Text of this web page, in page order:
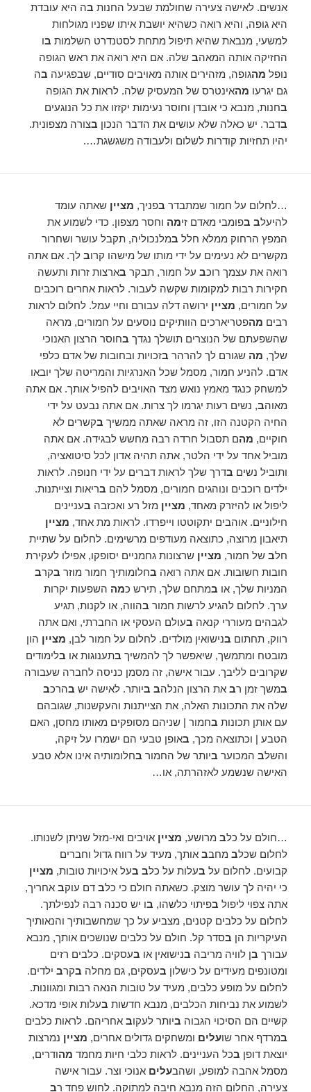
אנשים. לאישה צעירה שחולמת שבעל החנות בה היא עובדת
היא גופה, והיא רואה כשהיא יושבת איתו שפניו מגולחות
למשעי, מנבאת שהיא תיפול מתחת לסטנדרט השלמות בו
החזיקה אותה המאהב שלה. אם היא רואה את ראש הגופה
נופל מהגופה, מזהירים אותה מאויבים סודיים, שבפגיעה בה
גם יגרעו מהאינטרס של המעסיק שלה. לראות את הגופה
בחנות, מנבא כי אובדן וחוסר נעימות יקזזו את כל הנוגעים
בדבר. יש כאלה שלא עושים את הדבר הנכון בצורה מצפונית.
יהיו תחזיות קודרות לשלום ולעבודה משגשגת….
…לחלום על חמור שמתבדר בפניך, מציין שאתה עומד
להיעלב בפומבי מאדם זימה וחסר מצפון. כדי לשמוע את
המפץ הרחוק ממלא חלל במלנכוליה, תקבל עושר ושחרור
מקשרים לא נעימים על ידי מותו של מישהו קרוב לך. אם אתה
רואה את עצמך רוכב על חמור, תבקר בארצות זרות ותעשה
חקירות רבות למקומות שקשה לעבור. לראות אחרים רוכבים
על חמורים, מציין ירושה דלה עבורם וחיי עמל. לחלום לראות
רבים מהפטריארכים הוותיקים נוסעים על חמורים, מראה
שהשפעתם של הנוצרים תושלך נגדך בחוסר הרצון האנוכי
שלך, מה שגורם לך להרהר בזכויות ובחובות של אדם כלפי
אדם. להניע חמור, מסמל שכל האנרגיות והמריטה שלך יובאו
למשחק כנגד מאמץ נואש מצד האויבים להפיל אותך. אם אתה
מאוהב, נשים רעות יגרמו לך צרות. אם אתה נבעט על ידי
החיה הקטנה הזו, זה מראה שאתה ממשיך בקשרים לא
חוקיים, מהם תסבול חרדה רבה מחשש לבגידה. אם אתה
מוביל אחד על ידי הלטר, אתה תהיה אדון לכל סיטואציה,
ותוביל נשים בדרך שלך לראות דברים על ידי חנופה. לראות
ילדים רוכבים ונוהגים חמורים, מסמל להם בריאות וצייתנות.
ליפול או להיזרק מאחד, מציין מזל רע ואכזבה בעניינים
חילוניים. אוהבים יתקוטטו וייפרדו. לראות מת אחד, מציין
תיאבון מרוצה, כתוצאה מעודפים מרשימים. לחלום על שתיית
חלב של חמור, מציין שרצונות גחמניים יסופקו, אפילו לעקירת
חובות חשובות. אם אתה רואה בחלומותיך חמור מוזר בקרב
המניות שלך, או במתחם שלך, תירש כמה השפעות יקרות
ערך. לחלום להגיע לרשות חמור בהווה, או לקנות, תגיע
לגבהים מעוררי קנאה בעולם העסקי או החברתי, ואם אתה
רווק, תחתום בנישואין מולדים. לחלום על חמור לבן, מציין הון
מובטח ומתמשך, שיאפשר לך להמשיך בתענוגות או בלימודים
שקרובים לליבך. עבור אישה, זה מסמן כניסה לחברה שעבורה
במשך זמן רב את הרצון הנלהב ביותר. לאישה יש בהרכב
שלה את התכונות האלה, את הצייתנות והעקשנות, שגובהם
עם אותן תכונות בחמור | שניהם מסופקים מאותו מחסן, האם
הטבע | וכתוצאה מכך, באופן טבעי הם ישמרו על זיקה,
והשלב המכוער ביותר של החמור בחלומותיה אינו אלא טבע
האישה שנשמע לאזהרתה, או…
…חולם על כלב מרושע, מציין אויבים ואי-מזל שניתן לשנותו.
לחלום שכלב מחבב אותך, מעיד על רווח גדול וחברים
קבועים. לחלום על בעלות על כלב בעל איכויות טובות, מציין
כי יהיה לך עושר מוצק. כשאתה חולם כי כלב דם עוקב אחריך,
אתה צפוי ליפול בפיתוי כלשהו, ​​ בו יש סכנה רבה לנפילתך.
לחלום על כלבים קטנים, מצביע על כך שמחשבותיך והנאותיך
העיקריות הן בסדר קל. חולם על כלבים שנושכים אותך, מנבא
עבורך בן לוויה מריבה בנישואין או בעסקים. כלבים רזים
ומטונפים מעידים על כישלון בעסקים, גם מחלה בקרב ילדים.
לחלום על מופע כלבים, מעיד על טובות הנאה רבות ומגוונות.
לשמוע את נביחות הכלבים, מנבא חדשות בעלות אופי מדכא.
קשיים הם הסיכוי הגבוה ביותר לעקוב אחריהם. לראות כלבים
במרדף אחר שועלים ומשחקים גדולים אחרים, מציין נמרצות
יוצאת דופן בכל העניינים. לראות כלבי חיות מחמד מהודרים,
מסמל אהבה למופע, ושהבעלים אנוכי וצר. עבור אישה
צעירה, החלום הזה מנבא חיבה למתוקה. לחוש פחד רב